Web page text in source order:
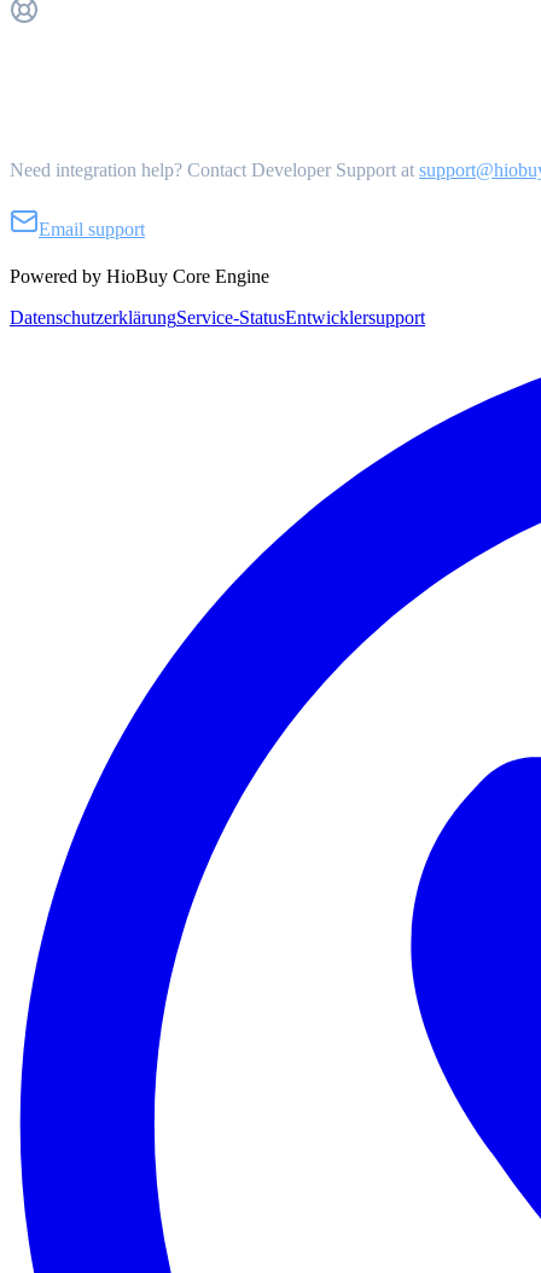
Need integration help? Contact Developer Support at
Email support
Powered by HioBuy Core Engine
DatenschutzerklärungService-StatusEntwicklersupport